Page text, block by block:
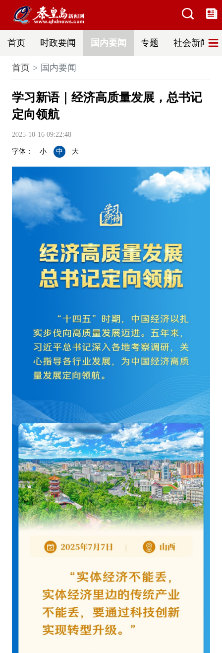
首页 时政要闻 国内要闻 专题 社会新闻
首页 国内要闻
学习新语｜经济高质量发展，总书记
定向领航
2025-10-16 09:22:48
字体： 小 中 大